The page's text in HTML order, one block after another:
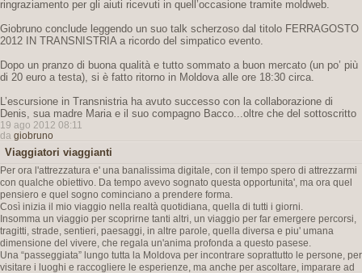
ringraziamento per gli aiuti ricevuti in quell’occasione tramite moldweb.
Giobruno conclude leggendo un suo talk scherzoso dal titolo FERRAGOSTO
2012 IN TRANSNISTRIA a ricordo del simpatico evento.
Dopo un pranzo di buona qualità e tutto sommato a buon mercato (un po’ più
di 20 euro a testa), si è fatto ritorno in Moldova alle ore 18:30 circa.
L’escursione in Transnistria ha avuto successo con la collaborazione di
Denis, sua madre Maria e il suo compagno Bacco...oltre che del sottoscritto
19 ago 2012 08:11
da giobruno
Viaggiatori viaggianti
Per ora l'attrezzatura e' una banalissima digitale, con il tempo spero di attrezzarmi
con qualche obiettivo. Da tempo avevo sognato questa opportunita', ma ora quel
pensiero e quel sogno cominciano a prendere forma.
Così inizia il mio viaggio nella realtà quotidiana, quella di tutti i giorni.
Insomma un viaggio per scoprirne tanti altri, un viaggio per far emergere percorsi,
tragitti, strade, sentieri, paesaggi, in altre parole, quella diversa e piu' umana
dimensione del vivere, che regala un'anima profonda a questo pasese.
Una “passeggiata” lungo tutta la Moldova per incontrare soprattutto le persone, per
visitare i luoghi e raccogliere le esperienze, ma anche per ascoltare, imparare ad